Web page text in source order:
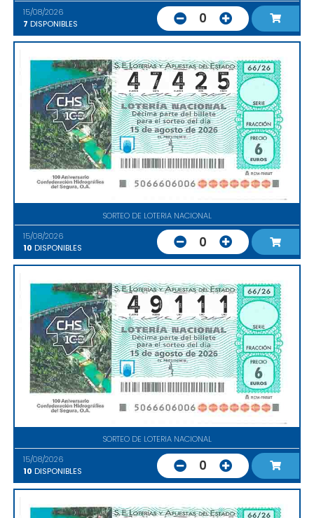
15/08/2026
7 DISPONIBLES 0
SORTEO DE LOTERIA NACIONAL
15/08/2026
10 DISPONIBLES 0
SORTEO DE LOTERIA NACIONAL
15/08/2026
10 DISPONIBLES 0